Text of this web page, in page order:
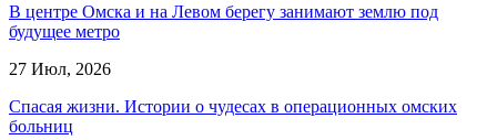
В центре Омска и на Левом берегу занимают землю под
будущее метро
27 Июл, 2026
Спасая жизни. Истории о чудесах в операционных омских
больниц